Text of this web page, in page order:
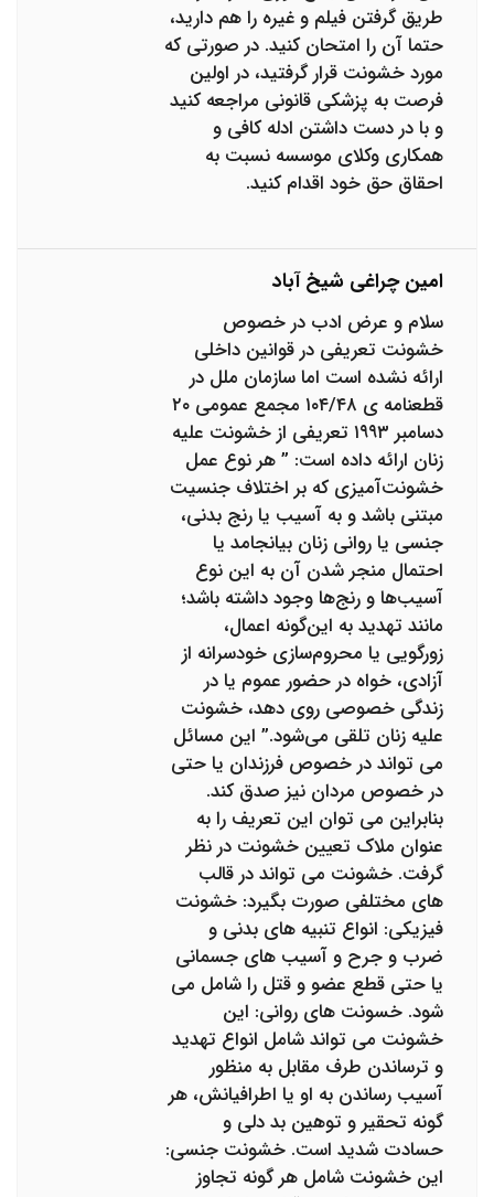
طریق گرفتن فیلم و غیره را هم دارید،
حتما آن را امتحان کنید. در صورتی که
مورد خشونت قرار گرفتید، در اولین
فرصت به پزشکی قانونی مراجعه کنید
و با در دست داشتن ادله کافی و
همکاری وکلای موسسه نسبت به
احقاق حق خود اقدام کنید.
امین چراغی شیخ آباد
سلام و عرض ادب در خصوص
خشونت تعریفی در قوانین داخلی
ارائه نشده است اما سازمان ملل در
قطعنامه ی ۱۰۴/۴۸ مجمع عمومی ۲۰
دسامبر ۱۹۹۳ تعریفی از خشونت علیه
زنان ارائه داده است: ” هر نوع عمل
خشونت‌آمیزی که بر اختلاف جنسیت
مبتنی باشد و به آسیب یا رنج بدنی،
جنسی یا روانی زنان بیانجامد یا
احتمال منجر شدن آن به این نوع
آسیب‌ها و رنج‌ها وجود داشته باشد؛
مانند تهدید به این‌گونه اعمال،
زورگویی یا محروم‌سازی خودسرانه از
آزادی، خواه در حضور عموم یا در
زندگی خصوصی روی دهد، خشونت
علیه زنان تلقی می‌شود.” این مسائل
می تواند در خصوص فرزندان یا حتی
در خصوص مردان نیز صدق کند.
بنابراین می توان این تعریف را به
عنوان ملاک تعیین خشونت در نظر
گرفت. خشونت می تواند در قالب
های مختلفی صورت بگیرد: خشونت
فیزیکی: انواع تنبیه های بدنی و
ضرب و جرح و آسیب های جسمانی
یا حتی قطع عضو و قتل را شامل می
شود. خسونت های روانی: این
خشونت می تواند شامل انواع تهدید
و ترساندن طرف مقابل به منظور
آسیب رساندن به او یا اطرافیانش، هر
گونه تحقیر و توهین بد دلی و
حسادت شدید است. خشونت جنسی:
این خشونت شامل هر گونه تجاوز